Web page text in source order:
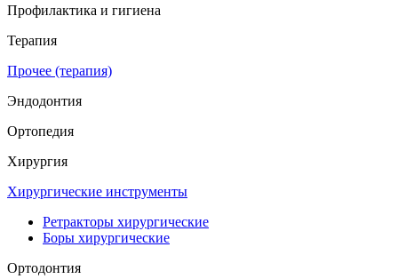
Профилактика и гигиена
Терапия
Прочее (терапия)
Эндодонтия
Ортопедия
Хирургия
Хирургические инструменты
Ретракторы хирургические
Боры хирургические
Ортодонтия